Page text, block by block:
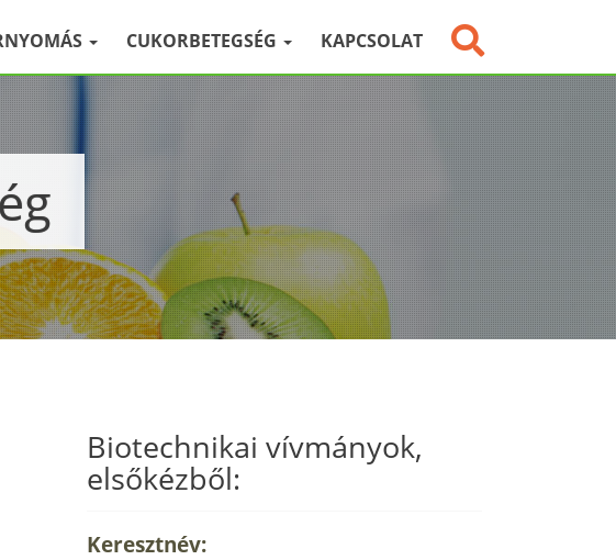
CUKORBETEGSÉG KAPCSOLAT
Biotechnikai vívmányok,
elsőkézből:
Keresztnév: